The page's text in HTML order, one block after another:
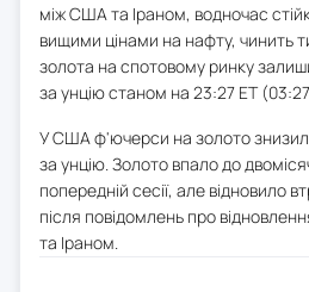
між США та Іраном, водночас
вищими цінами на нафту, чинить
золота на спотовому ринку
за унцію станом на 23:27 ET
У США ф'ючерси на золото
за унцію. Золото впало до
попередній сесії, але відновило
після повідомлень про
та Іраном.